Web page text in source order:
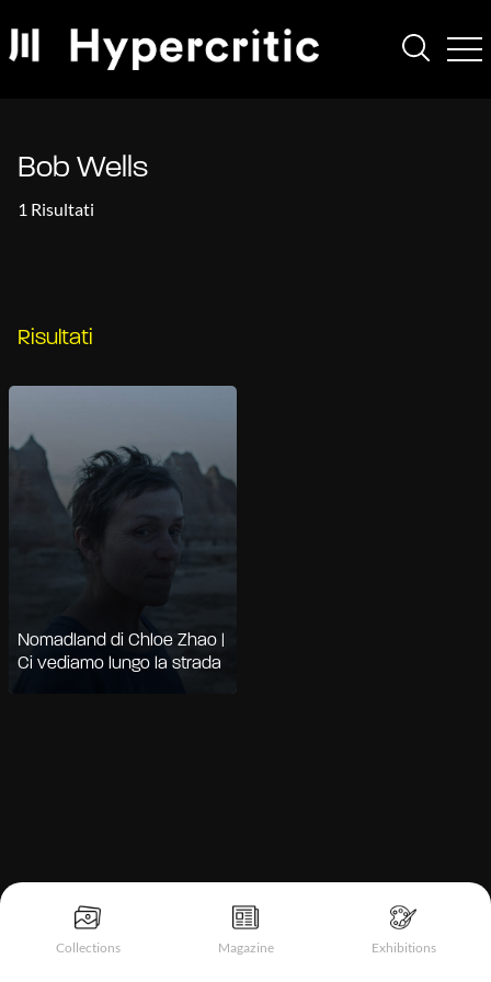
Collections Magazine Exhibitions
Bob Wells
1 Risultati
Risultati
Nomadland di Chloe Zhao |
Ci vediamo lungo la strada
Informativa sulla raccolta